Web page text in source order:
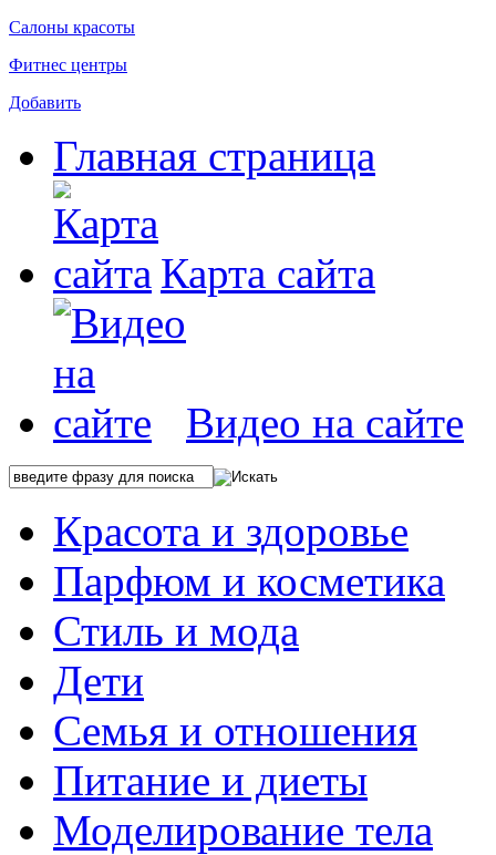
Салоны красоты
Фитнес центры
Добавить
Главная страница
Карта сайта
Видео на сайте
Красота и здоровье
Парфюм и косметика
Стиль и мода
Дети
Семья и отношения
Питание и диеты
Моделирование тела